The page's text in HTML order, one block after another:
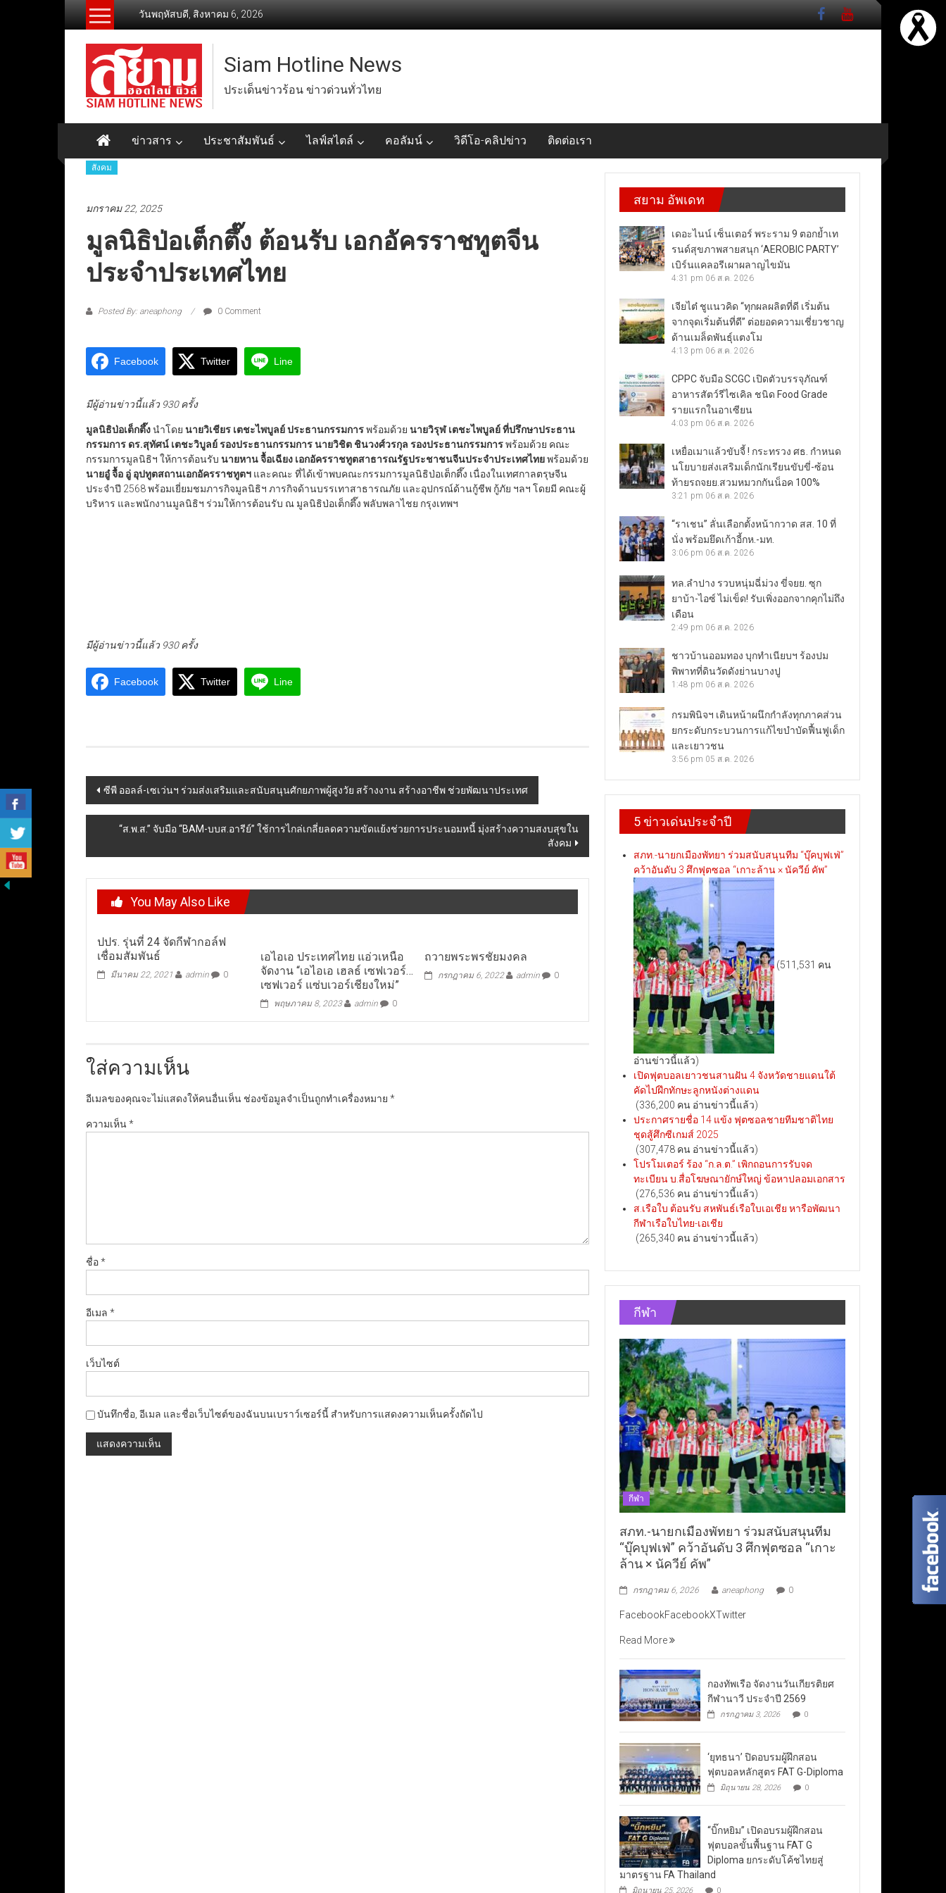
วันพฤหัสบดี, สิงหาคม 6, 2026
Siam Hotline News
ประเด็นข่าวร้อน ข่าวด่วนทั่วไทย
ข่าวสาร ประชาสัมพันธ์ ไลฟ์สไตล์ คอลัมน์ วิดีโอ-คลิปข่าว ติดต่อเรา
สังคม
มกราคม 22, 2025
มูลนิธิป่อเต็กตึ๊ง ต้อนรับ เอกอัครราชทูตจีน
ประจำประเทศไทย
Posted By: aneaphong 0 Comment
Facebook Twitter Line
มีผู้อ่านข่าวนี้แล้ว 930 ครั้ง
มูลนิธิป่อเต็กตึ๊งนำโดย นายวิเชียร เตชะไพบูลย์ ประธานกรรมการพร้อมด้วย นายวิรุฬ เตชะไพบูลย์ ที่ปรึกษาประธาน
กรรมการ ดร.สุทัศน์ เตชะวิบูลย์ รองประธานกรรมการ นายวิชิต ชินวงศ์วรกุล รองประธานกรรมการพร้อมด้วย คณะ
กรรมการมูลนิธิฯ ให้การต้อนรับ นายหาน จื้อเฉียง เอกอัครราชทูตสาธารณรัฐประชาชนจีนประจำประเทศไทยพร้อมด้วย
นายอู๋ จื้อ อู่ อุปทูตสถานเอกอัครราชทูตฯ และคณะ ที่ได้เข้าพบคณะกรรมการมูลนิธิป่อเต็กตึ๊ง เนื่องในเทศกาลตรุษจีน
ประจำปี 2568 พร้อมเยี่ยมชมภารกิจมูลนิธิฯ ภารกิจด้านบรรเทาสาธารณภัย และอุปกรณ์ด้านกู้ชีพ กู้ภัย ฯลฯ โดยมี คณะผู้
บริหาร และพนักงานมูลนิธิฯ ร่วมให้การต้อนรับ ณ มูลนิธิป่อเต็กตึ๊ง พลับพลาไชย กรุงเทพฯ
มีผู้อ่านข่าวนี้แล้ว 930 ครั้ง
Facebook Twitter Line
Post
navigation
ซีพี ออลล์-เซเว่นฯ ร่วมส่งเสริมและสนับสนุนศักยภาพผู้สูงวัย สร้างงาน สร้างอาชีพ ช่วยพัฒนาประเทศ
“ส.พ.ส.” จับมือ “BAM-บบส.อารีย์” ใช้การไกล่เกลี่ยลดความขัดแย้งช่วยการประนอมหนี้ มุ่งสร้างความสงบสุขใน
สังคม
You May Also Like
ปปร. รุ่นที่ 24 จัดกีฬากอล์ฟ
เชื่อมสัมพันธ์
มีนาคม 22, 2021 admin 0
เอไอเอ ประเทศไทย แอ่วเหนือ
จัดงาน “เอไอเอ เฮลธ์ เซฟเวอร์…
เซฟเวอร์ แซ่บเวอร์เชียงใหม่”
พฤษภาคม 8, 2023 admin 0
ถวายพระพรชัยมงคล
กรกฎาคม 6, 2022 admin 0
ใส่ความเห็น
อีเมลของคุณจะไม่แสดงให้คนอื่นเห็น ช่องข้อมูลจำเป็นถูกทำเครื่องหมาย *
ความเห็น*
ชื่อ*
อีเมล *
เว็บไซต์
บันทึกชื่อ, อีเมล และชื่อเว็บไซต์ของฉันบนเบราว์เซอร์นี้ สำหรับการแสดงความเห็นครั้งถัดไป
สยาม อัพเดท
เดอะไนน์ เซ็นเตอร์ พระราม 9 ตอกย้ำเท
รนด์สุขภาพสายสนุก ‘AEROBIC PARTY’
เบิร์นแคลอรีเผาผลาญไขมัน
4:31 pm 06 ส.ค. 2026
เจียไต๋ ชูแนวคิด “ทุกผลผลิตที่ดี เริ่มต้น
จากจุดเริ่มต้นที่ดี” ต่อยอดความเชี่ยวชาญ
ด้านเมล็ดพันธุ์แตงโม
4:13 pm 06 ส.ค. 2026
CPPC จับมือ SCGC เปิดตัวบรรจุภัณฑ์
อาหารสัตว์รีไซเคิล ชนิด Food Grade
รายแรกในอาเซียน
4:03 pm 06 ส.ค. 2026
เหยื่อเมาแล้วขับจี้ ! กระทรวง ศธ. กำหนด
นโยบายส่งเสริมเด็กนักเรียนขับขี่-ซ้อน
ท้ายรถจยย.สวมหมวกกันน็อค 100%
3:21 pm 06 ส.ค. 2026
“ราเชน” ลั่นเลือกตั้งหน้ากวาด สส. 10 ที่
นั่ง พร้อมยึดเก้าอี้กห.-มท.
3:06 pm 06 ส.ค. 2026
ทล.ลำปาง รวบหนุ่มฉี่ม่วง ขี่จยย. ซุก
ยาบ้า-ไอซ์ ไม่เข็ด! รับเพิ่งออกจากคุกไม่ถึง
เดือน
2:49 pm 06 ส.ค. 2026
ชาวบ้านออมทอง บุกทำเนียบฯ ร้องปม
พิพาทที่ดินวัดดังย่านบางปู
1:48 pm 06 ส.ค. 2026
กรมพินิจฯ เดินหน้าผนึกกำลังทุกภาคส่วน
ยกระดับกระบวนการแก้ไขบำบัดฟื้นฟูเด็ก
และเยาวชน
3:56 pm 05 ส.ค. 2026
5 ข่าวเด่นประจำปี
สภท.-นายกเมืองพัทยา ร่วมสนับสนุนทีม “บุ๊คบุฟเฟ่”
คว้าอันดับ 3 ศึกฟุตซอล “เกาะล้าน × นัควีย์ คัพ”
(511,531 คน
อ่านข่าวนี้แล้ว)
เปิดฟุตบอลเยาวชนสานฝัน 4 จังหวัดชายแดนใต้
คัดไปฝึกทักษะลูกหนังต่างแดน
(336,200 คน อ่านข่าวนี้แล้ว)
ประกาศรายชื่อ 14 แข้ง ฟุตซอลชายทีมชาติไทย
ชุดสู้ศึกซีเกมส์ 2025
(307,478 คน อ่านข่าวนี้แล้ว)
โปรโมเตอร์ ร้อง “ก.ล.ต.” เพิกถอนการรับจด
ทะเบียน บ.สื่อโฆษณายักษ์ใหญ่ ข้อหาปลอมเอกสาร
(276,536 คน อ่านข่าวนี้แล้ว)
ส.เรือใบ ต้อนรับ สหพันธ์เรือใบเอเชีย หารือพัฒนา
กีฬาเรือใบไทย-เอเชีย
(265,340 คน อ่านข่าวนี้แล้ว)
กีฬา
กีฬา
สภท.-นายกเมืองพัทยา ร่วมสนับสนุนทีม
“บุ๊คบุฟเฟ่” คว้าอันดับ 3 ศึกฟุตซอล “เกาะ
ล้าน × นัควีย์ คัพ”
กรกฎาคม 6, 2026 aneaphong 0
FacebookFacebookXTwitter
Read More
กองทัพเรือ จัดงานวันเกียรติยศ
กีฬานาวี ประจำปี 2569
กรกฎาคม 3, 2026 0
‘ยุทธนา’ ปิดอบรมผู้ฝึกสอน
ฟุตบอลหลักสูตร FAT G-Diploma
มิถุนายน 28, 2026 0
“บิ๊กหยิม” เปิดอบรมผู้ฝึกสอน
ฟุตบอลขั้นพื้นฐาน FAT G
Diploma ยกระดับโค้ชไทยสู่
มาตรฐาน FA Thailand
มิถุนายน 25, 2026 0